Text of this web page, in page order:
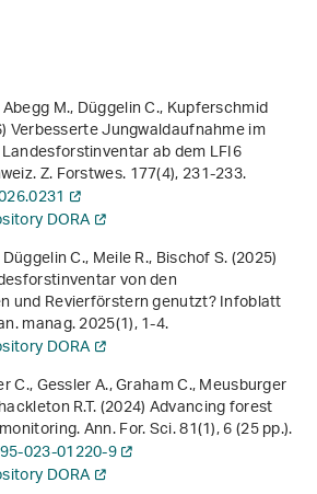
M., Düggelin C., Kupferschmid
Verbesserte Jungwaldaufnahme im
ab dem LFI6
Z. Forstwes.177(4), 231-233.
DORA
C., Meile R., Bischof S. (2025)
von den
und Revierförstern genutzt? Infoblatt
manag.2025(1), 1-4.
DORA
C., Gessler A., Graham C., Meusburger
R.T. (2024) Advancing forest
Ann. For. Sci.81(1), 6 (25 pp.).
023-01220-9
DORA